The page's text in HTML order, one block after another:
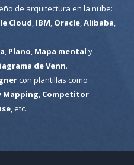
de arquitectura en la nube:
Cloud IBM Oracle, Alibaba
Plano Mapa mental y
de Venn.
con plantillas como
Mapping Competitor
, etc.